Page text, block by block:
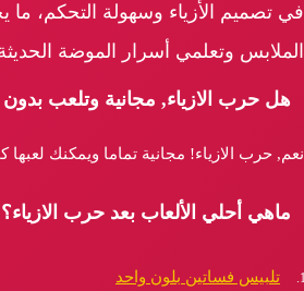
في تصميم الأزياء وسهولة التحكم،
الملابس وتعلمي أسرار الموضة
هل حرب الازياء, مجانية وتلعب
نعم, حرب الازياء! مجانية تماما ويمكنك
ماهي أحلي الألعاب بعد حرب الازياء؟
تلبيس فساتين بلون واحد